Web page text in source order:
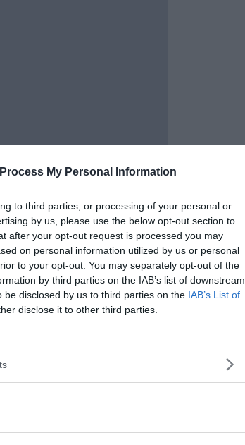
My Personal Information
to third parties, or processing of your personal or
by us, please use the below opt-out section to
after your opt-out request is processed you may
on personal information utilized by us or personal
to your opt-out. You may separately opt-out of the
by third parties on the IAB’s list of downstream
disclosed by us to third parties on the IAB’s List of
disclose it to other third parties.